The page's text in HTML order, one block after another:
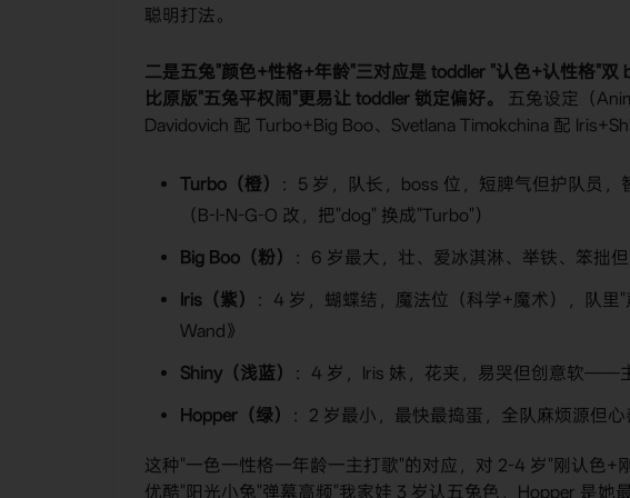
聪明打法。
二是五兔"颜色+性格+年龄"三对应是 toddler "认色+认性格"双
比原版"五兔平权闹"更易让 toddler 锁定偏好。
五兔设定（
Davidovich 配 Turbo+Big Boo、Svetlana Timokchina 配
Turbo（橙）
：5 岁，队长，boss 位，短脾气但护队员
（B-I-N-G-O 改，把"dog" 换成"Turbo"）
Big Boo（粉）
：6 岁最大，壮、爱冰淇淋、举铁、笨拙
Iris（紫）
：4 岁，蝴蝶结，魔法位（科学+魔术），队
Wand》
Shiny（浅蓝）
：4 岁，Iris 妹，花夹，易哭但创意软——主
Hopper（绿）
：2 岁最小，最快最捣蛋，全队麻烦源但
这种"一色一性格一年龄一主打歌"的对应，对 2-4 岁"刚认色
优酷"阳光小兔"弹幕高频"我家娃 3 岁认五兔色，Hopper 是她